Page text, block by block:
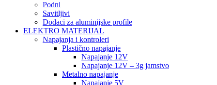
Podni
Savitljivi
Dodaci za aluminijske profile
ELEKTRO MATERIJAL
Napajanja i kontroleri
Plastično napajanje
Napajanje 12V
Napajanje 12V – 3g jamstvo
Metalno napajanje
Napajanje 5V